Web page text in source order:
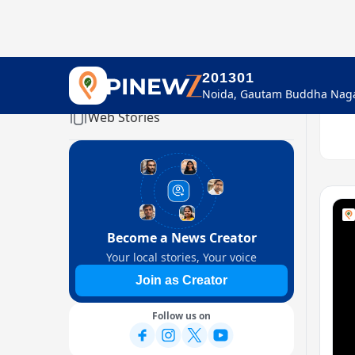
201301
Home
Web Stories
Become a News Creator
Your local stories, Your voice
Join as Creator
Follow us on